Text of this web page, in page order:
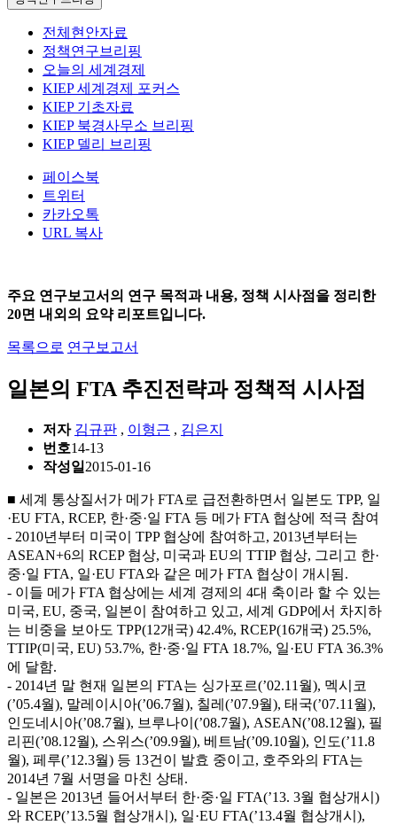
전체현안자료
정책연구브리핑
오늘의 세계경제
KIEP 세계경제 포커스
KIEP 기초자료
KIEP 북경사무소 브리핑
KIEP 델리 브리핑
페이스북
트위터
카카오톡
URL 복사
주요 연구보고서의 연구 목적과 내용, 정책 시사점을 정리한
20면 내외의 요약 리포트입니다.
목록으로 연구보고서
일본의 FTA 추진전략과 정책적 시사점
저자 김규판 , 이형근 , 김은지
번호14-13
작성일 2015-01-16
■ 세계 통상질서가 메가 FTA로 급전환하면서 일본도 TPP, 일
·EU FTA, RCEP, 한·중·일 FTA 등 메가 FTA 협상에 적극 참여
- 2010년부터 미국이 TPP 협상에 참여하고, 2013년부터는
ASEAN+6의 RCEP 협상, 미국과 EU의 TTIP 협상, 그리고 한·
중·일 FTA, 일·EU FTA와 같은 메가 FTA 협상이 개시됨.
- 이들 메가 FTA 협상에는 세계 경제의 4대 축이라 할 수 있는
미국, EU, 중국, 일본이 참여하고 있고, 세계 GDP에서 차지하
는 비중을 보아도 TPP(12개국) 42.4%, RCEP(16개국) 25.5%,
TTIP(미국, EU) 53.7%, 한·중·일 FTA 18.7%, 일·EU FTA 36.3%
에 달함.
- 2014년 말 현재 일본의 FTA는 싱가포르(’02.11월), 멕시코
(’05.4월), 말레이시아(’06.7월), 칠레(’07.9월), 태국(’07.11월),
인도네시아(’08.7월), 브루나이(’08.7월), ASEAN(’08.12월), 필
리핀(’08.12월), 스위스(’09.9월), 베트남(’09.10월), 인도(’11.8
월), 페루(’12.3월) 등 13건이 발효 중이고, 호주와의 FTA는
2014년 7월 서명을 마친 상태.
- 일본은 2013년 들어서부터 한·중·일 FTA(’13. 3월 협상개시)
와 RCEP(’13.5월 협상개시), 일·EU FTA(’13.4월 협상개시),